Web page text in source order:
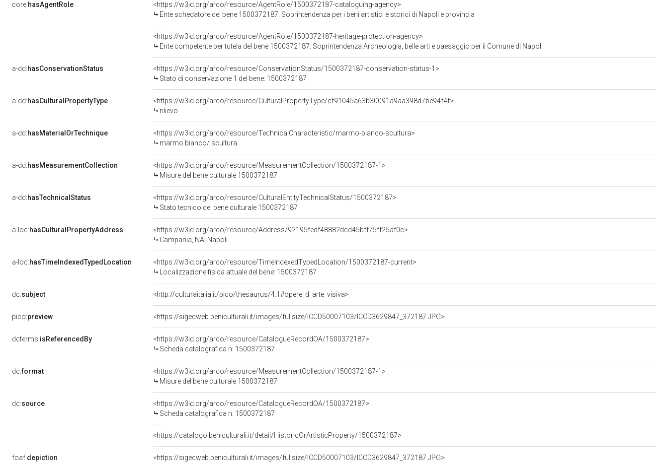
core:hasAgentRole
<https://w3id.org/arco/resource/AgentRole/1500372187-cataloguing-agency>
Ente schedatore del bene 1500372187: Soprintendenza per i beni artistici e storici di Napoli e provincia
<https://w3id.org/arco/resource/AgentRole/1500372187-heritage-protection-agency>
Ente competente per tutela del bene 1500372187: Soprintendenza Archeologia, belle arti e paesaggio per il Comune di Napoli
a-dd:hasConservationStatus
<https://w3id.org/arco/resource/ConservationStatus/1500372187-conservation-status-1>
Stato di conservazione 1 del bene: 1500372187
a-dd:hasCulturalPropertyType
<https://w3id.org/arco/resource/CulturalPropertyType/cf91045a63b30091a9aa398d7be94f4f>
rilievo
a-dd:hasMaterialOrTechnique
<https://w3id.org/arco/resource/TechnicalCharacteristic/marmo-bianco-scultura>
marmo bianco/ scultura
a-dd:hasMeasurementCollection
<https://w3id.org/arco/resource/MeasurementCollection/1500372187-1>
Misure del bene culturale 1500372187
a-dd:hasTechnicalStatus
<https://w3id.org/arco/resource/CulturalEntityTechnicalStatus/1500372187>
Stato tecnico del bene culturale 1500372187
a-loc:hasCulturalPropertyAddress
<https://w3id.org/arco/resource/Address/92195fedf48882dcd45bff75ff25af0c>
Campania, NA, Napoli
a-loc:hasTimeIndexedTypedLocation
<https://w3id.org/arco/resource/TimeIndexedTypedLocation/1500372187-current>
Localizzazione fisica attuale del bene: 1500372187
dc:subject <http://culturaitalia.it/pico/thesaurus/4.1#opere_d_arte_visiva>
pico:preview <https://sigecweb.beniculturali.it/images/fullsize/ICCD50007103/ICCD3629847_372187.JPG>
dcterms:isReferencedBy
<https://w3id.org/arco/resource/CatalogueRecordOA/1500372187>
Scheda catalografica n: 1500372187
dc:format
<https://w3id.org/arco/resource/MeasurementCollection/1500372187-1>
Misure del bene culturale 1500372187
dc:source
<https://w3id.org/arco/resource/CatalogueRecordOA/1500372187>
Scheda catalografica n: 1500372187
<https://catalogo.beniculturali.it/detail/HistoricOrArtisticProperty/1500372187>
foaf:depiction <https://sigecweb.beniculturali.it/images/fullsize/ICCD50007103/ICCD3629847_372187.JPG>